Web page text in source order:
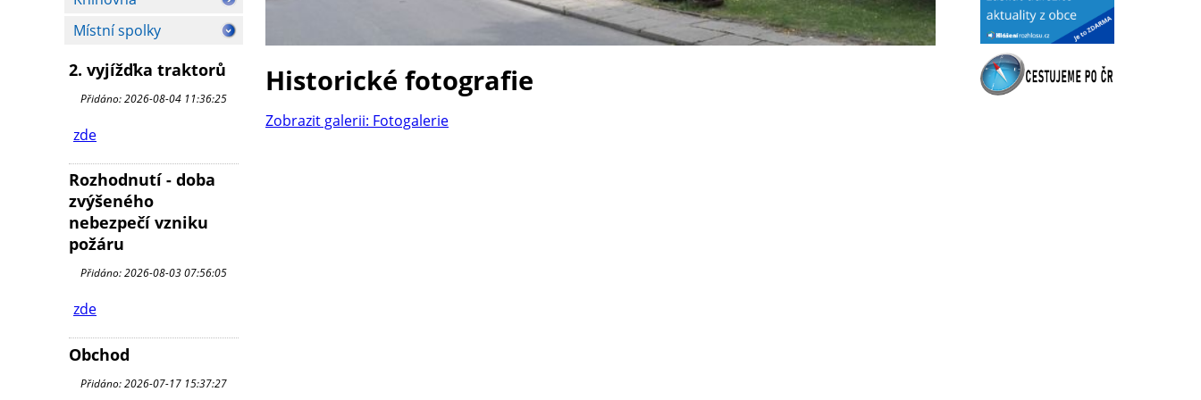
Místní spolky
2. vyjížďka traktorů
Přidáno: 2026-08-04 11:36:25
zde
Rozhodnutí - doba
zvýšeného
nebezpečí vzniku
požáru
Přidáno: 2026-08-03 07:56:05
zde
Obchod
Přidáno: 2026-07-17 15:37:27
Historické fotografie
Zobrazit galerii: Fotogalerie